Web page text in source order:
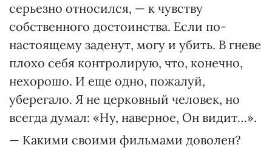
серьезно относился, — к чувству
собственного достоинства. Если по-
настоящему заденут, могу и убить. В гневе
плохо себя контролирую, что, конечно,
нехорошо. И еще одно, пожалуй,
уберегало. Я не церковный человек, но
всегда думал: «Ну, наверное, Он видит…».
— Какими своими фильмами доволен?